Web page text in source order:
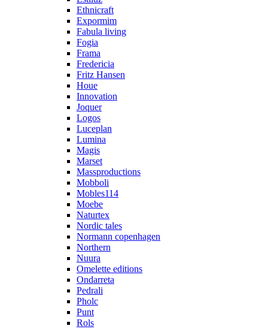
Ethnicraft
Expormim
Fabula living
Fogia
Frama
Fredericia
Fritz Hansen
Houe
Innovation
Joquer
Logos
Luceplan
Lumina
Magis
Marset
Massproductions
Mobboli
Mobles114
Moebe
Naturtex
Nordic tales
Normann copenhagen
Northern
Nuura
Omelette editions
Ondarreta
Pedrali
Pholc
Punt
Rols